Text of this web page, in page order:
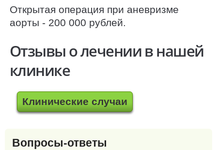
Открытая операция при аневризме
аорты - 200 000 рублей.
Отзывы о лечении в нашей
клинике
Клинические случаи
Вопросы-ответы